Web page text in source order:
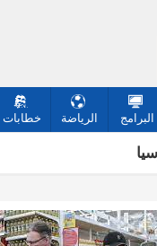
البرامج الرياضة خطابات